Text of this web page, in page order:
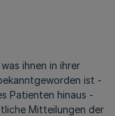
ihnen in ihrer
ist -
Patienten hinaus -
Mitteilungen der